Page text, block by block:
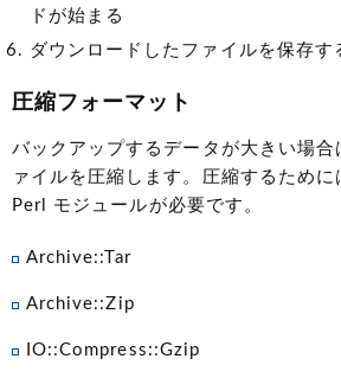
ドが始まる
ダウンロードしたファイルを保存す
圧縮フォーマット
バックアップするデータが大きい場合
ァイルを圧縮します。圧縮するため
Perl モジュールが必要です。
Archive::Tar
Archive::Zip
IO::Compress::Gzip